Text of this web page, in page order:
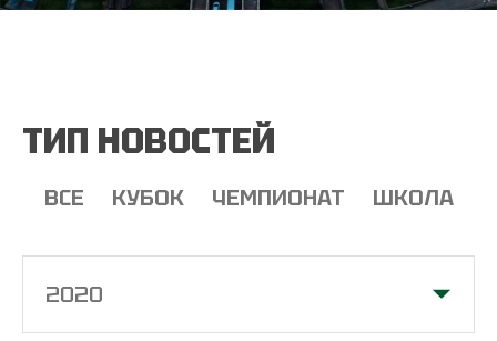
2020
ТИП НОВОСТЕЙ
ВСЕ КУБОК ЧЕМПИОНАТ ШКОЛА